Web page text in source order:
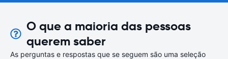
O que a maioria das pessoas
querem saber
As perguntas e respostas que se seguem são uma seleção